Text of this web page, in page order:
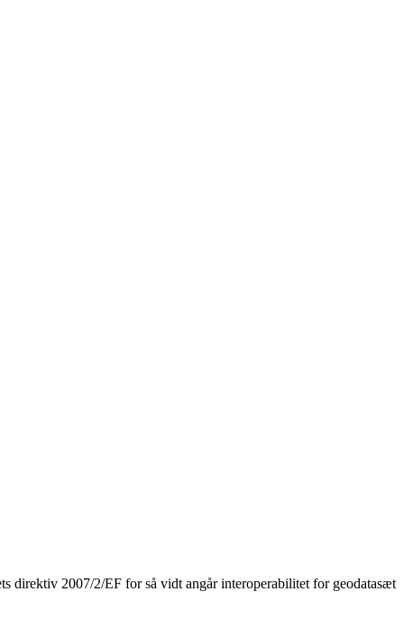
2007/2/EF for så vidt angår interoperabilitet for geodatasæt